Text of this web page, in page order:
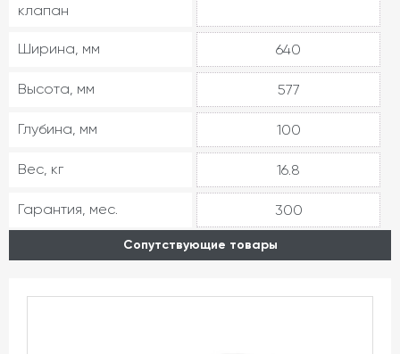
клапан
Ширина, мм 640
Высота, мм 577
Глубина, мм 100
Вес, кг 16.8
Гарантия, мес. 300
Сопутствующие товары